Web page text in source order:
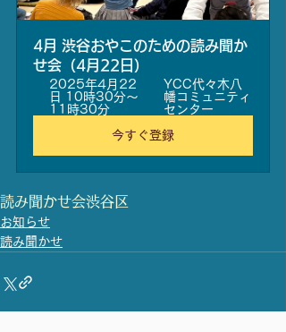
4月 渋谷おやこのための読み聞か
せ会（4月22日）
2025年4月22
日 10時30分～
11時30分
YCC代々木八
幡コミュニティ
センター
今すぐ登録
読み聞かせ会渋谷区
お知らせ
読み聞かせ